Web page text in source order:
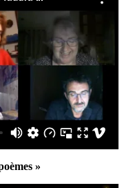
»